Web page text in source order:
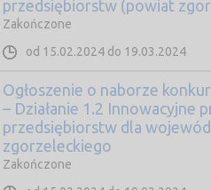
przedsiębiorstw (powiat
Zakończone
od 15.02.2024 do 19.03.2024
Ogłoszenie o naborze
– Działanie 1.2 Innowacyjne
przedsiębiorstw dla
zgorzeleckiego
Zakończone